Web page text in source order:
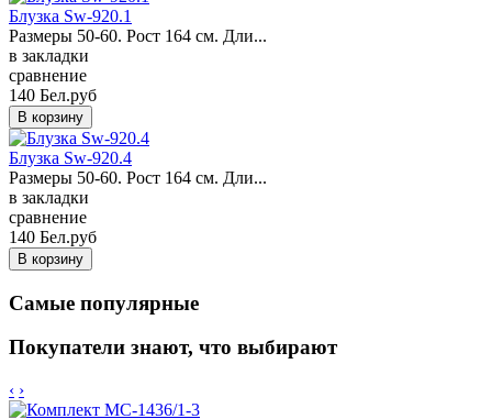
Блузка Sw-920.1
Размеры 50-60. Рост 164 см. Дли...
в закладки
сравнение
140 Бел.руб
Блузка Sw-920.4
Размеры 50-60. Рост 164 см. Дли...
в закладки
сравнение
140 Бел.руб
Самые популярные
Покупатели знают, что выбирают
‹ ›